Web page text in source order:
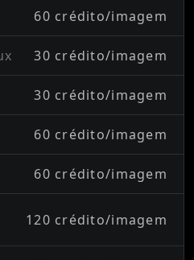
60 crédito/imagem
30 crédito/imagem
30 crédito/imagem
60 crédito/imagem
60 crédito/imagem
120 crédito/imagem